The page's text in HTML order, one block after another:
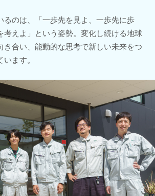
るのは、「一歩先を見よ、一歩先に歩
考えよ」という姿勢。変化し続ける地球
き合い、能動的な思考で新しい未来をつ
ます。